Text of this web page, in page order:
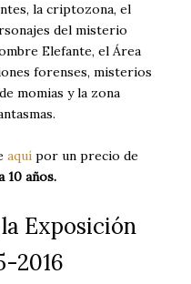
la criptozona, el
del misterio
Elefante, el Área
forenses, misterios
momias y la zona
aquí por un precio de
10 años.
Exposición
2016